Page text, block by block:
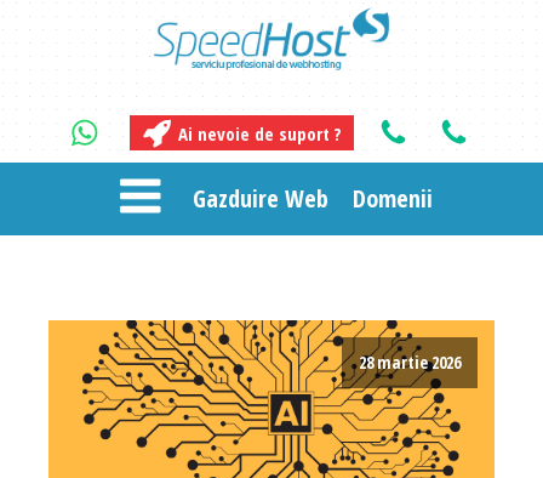
Ai nevoie de suport ?
Gazduire Web Domenii
28 martie 2026